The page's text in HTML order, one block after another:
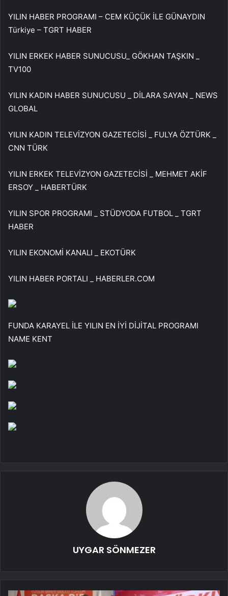
YILIN HABER PROGRAMI – CEM KÜÇÜK İLE GÜNAYDIN ​​
Türkiye – TGRT HABER
YILIN ERKEK HABER SUNUCUSU_ GÖKHAN TAŞKIN _
TV100
YILIN KADIN HABER SUNUCUSU _ DİLARA SAYAN _ NEWS
GLOBAL
YILIN KADIN TELEVİZYON GAZETECİSİ _ FULYA ÖZTÜRK _
CNN TÜRK
YILIN ERKEK TELEVİZYON GAZETECİSİ _ MEHMET AKİF
ERSOY _ HABERTÜRK
YILIN SPOR PROGRAMI _ STÜDYODA FUTBOL _ TGRT
HABER
YILIN EKONOMİ KANALI _ EKOTÜRK
YILIN HABER PORTALI _ HABERLER.COM
FUNDA KARAYEL İLE YILIN EN İYİ DİJİTAL PROGRAMI
NAME KENT
UYGAR SÖNMEZER